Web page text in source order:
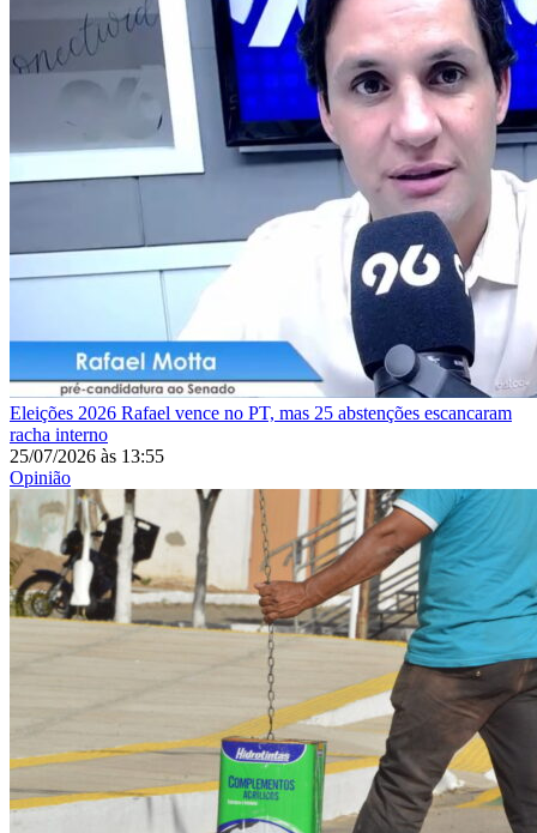
Eleições 2026 Rafael vence no PT, mas 25 abstenções escancaram
racha interno
25/07/2026 às 13:55
Opinião